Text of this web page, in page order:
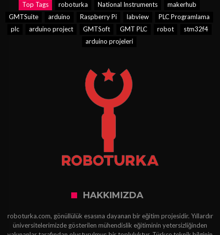
Top Tags roboturka National Instruments
makerhub
GMTSuite
arduino Raspberry Pi labview
PLC Programlama
plc
arduino project GMTSoft GMT PLC robot
stm32f4
arduino projeleri
HAKKIMIZDA
roboturka.com, gönüllülük esasına dayanan bir eğitim projesidir. Yıllardır
üniversitelerimizde gösterilen mühendislik eğitiminin yetersizliğinden